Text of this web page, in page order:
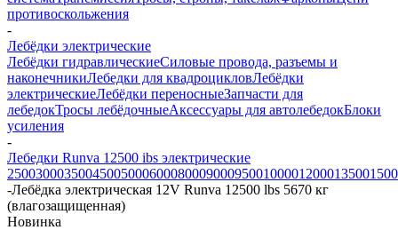
противоскольжения
-
Лебёдки электрические
Лебёдки гидравлическиеСиловые провода, разъемы и
наконечникиЛебедки для квадроцикловЛебёдки
электрическиеЛебёдки переносныеЗапчасти для
лебедокТросы лебёдочныеАксессуары для автолебедокБлоки
усиления
-
Лебедки Runva 12500 ibs электрические
250030003500450050006000800090009500100001200013500
-Лебёдка электрическая 12V Runva 12500 lbs 5670 кг
(влагозащищенная)
Новинка